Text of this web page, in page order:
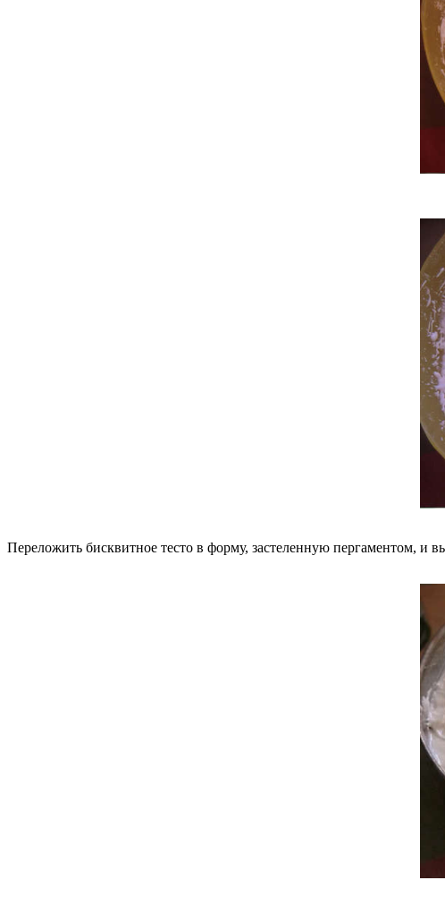
Переложить бисквитное тесто в форму, застеленную пергаментом, и